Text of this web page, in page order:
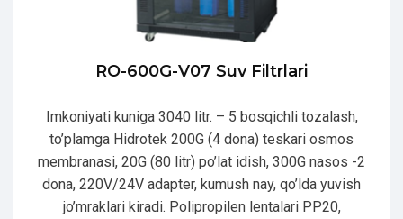
RO-600G-V07 Suv Filtrlari
Imkoniyati kuniga 3040 litr. – 5 bosqichli tozalash,
to’plamga Hidrotek 200G (4 dona) teskari osmos
membranasi, 20G (80 litr) po’lat idish, 300G nasos -2
dona, 220V/24V adapter, kumush nay, qo’lda yuvish
jo’mraklari kiradi. Polipropilen lentalari PP20,